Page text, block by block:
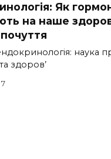
Як
на наше
наука
здоров’
7